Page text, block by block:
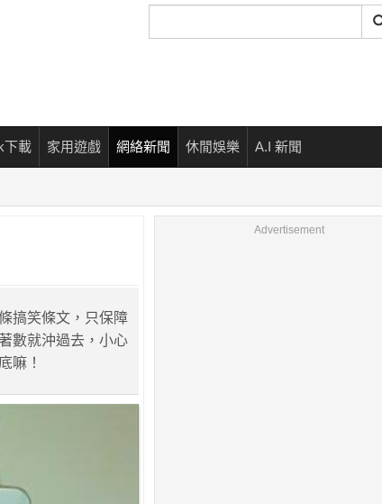
尋
下載 家用遊戲 網絡新聞 休閒娛樂 A.I 新聞
搞笑條文，只保障
數就沖過去，小心
嘛！
Advertisement